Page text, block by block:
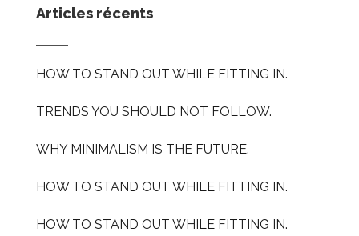
Articles récents
HOW TO STAND OUT WHILE FITTING IN.
TRENDS YOU SHOULD NOT FOLLOW.
WHY MINIMALISM IS THE FUTURE.
HOW TO STAND OUT WHILE FITTING IN.
HOW TO STAND OUT WHILE FITTING IN.